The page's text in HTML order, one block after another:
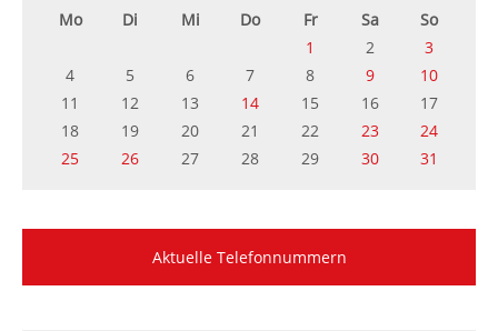
Montag Di enstagMittwochDonnerstag
Freitag SamstagSonntag
1
2
3
4
5 6 7 8 9
10
11
12 13 14 15 16
17
18
19 20 21 22 23
24
25
26 27 28 29 30 31
Aktuelle Telefonnummern